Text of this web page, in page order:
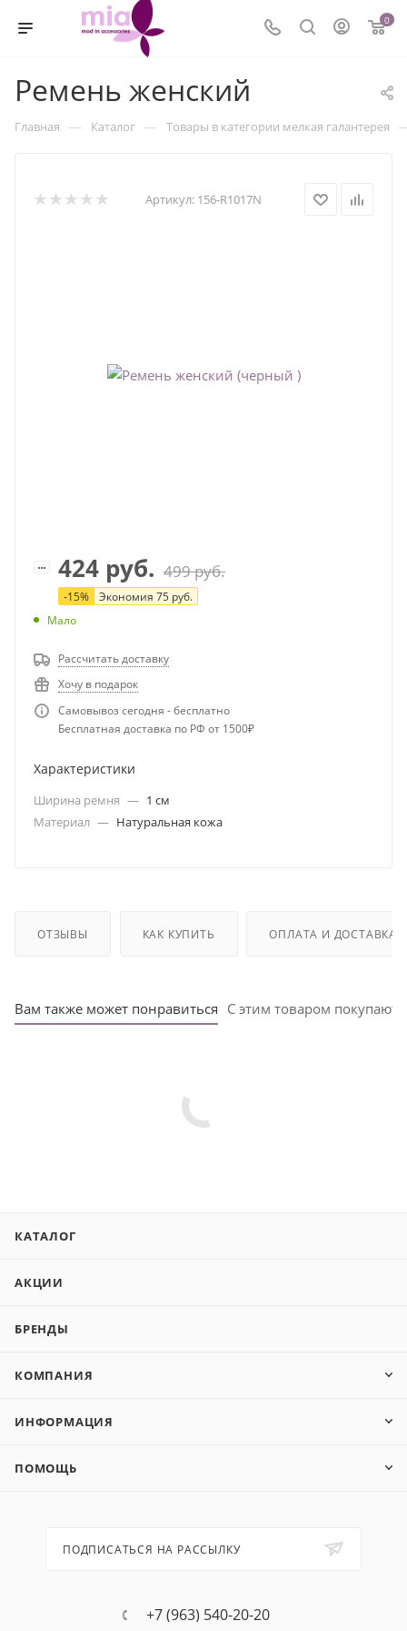
0
Ремень женский
Главная — Каталог — Товары в категории мелкая галантерея
Артикул: 156-R1017N
424 руб. 499руб.
-15% Экономия 75 руб.
Мало
Рассчитать доставку
Хочу в подарок
Самовывоз сегодня - бесплатно
Бесплатная доставка по РФ от 1500₽
Характеристики
Ширина ремня — 1 см
Материал — Натуральная кожа
ОТЗЫВЫ КАК КУПИТЬ ОПЛАТА И ДОСТАВКА
Вам также может понравиться С этим товаром покупают
КАТАЛОГ
АКЦИИ
БРЕНДЫ
КОМПАНИЯ
ИНФОРМАЦИЯ
ПОМОЩЬ
ПОДПИСАТЬСЯ НА РАССЫЛКУ
+7 (963) 540-20-20